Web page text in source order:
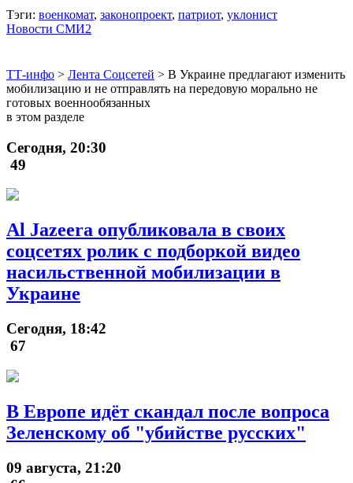
Тэги: военкомат, законопроект, патриот, уклонист
Новости СМИ2
ТТ-инфо > Лента Соцсетей > В Украине предлагают изменить
мобилизацию и не отправлять на передовую морально не
готовых военнообязанных
в этом разделе
Сегодня, 20:30
49
Al Jazeera опубликовала в своих
соцсетях ролик с подборкой видео
насильственной мобилизации в
Украине
Сегодня, 18:42
67
В Европе идёт скандал после вопроса
Зеленскому об "убийстве русских"
09 августа, 21:20